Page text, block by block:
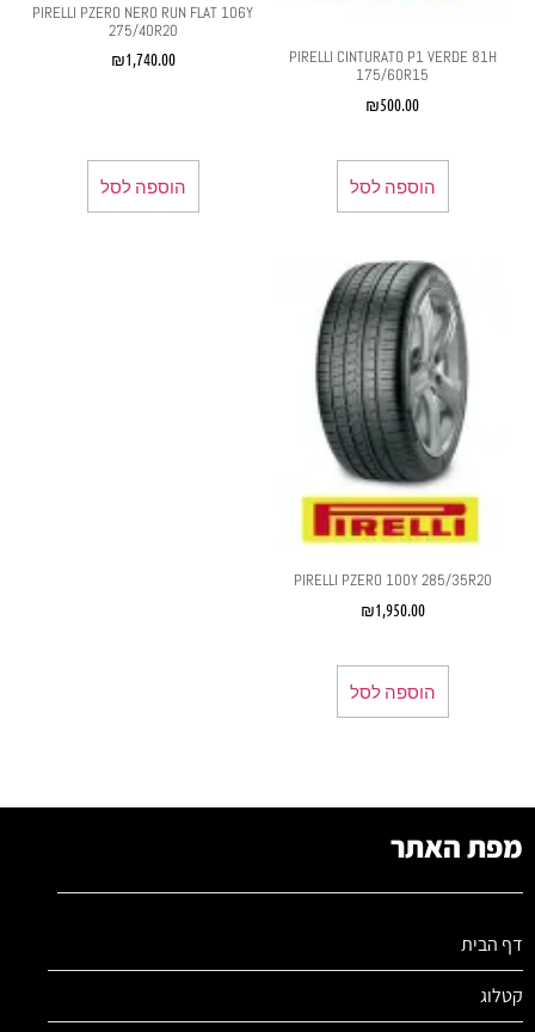
PIRELLI CINTURATO P1 VERDE 81H
175/60R15
₪500.00
הוספה לסל
PIRELLI PZERO NERO RUN FLAT 106Y
275/40R20
₪1,740.00
הוספה לסל
PIRELLI PZERO 100Y 285/35R20
₪1,950.00
הוספה לסל
מפת האתר
דף הבית
קטלוג